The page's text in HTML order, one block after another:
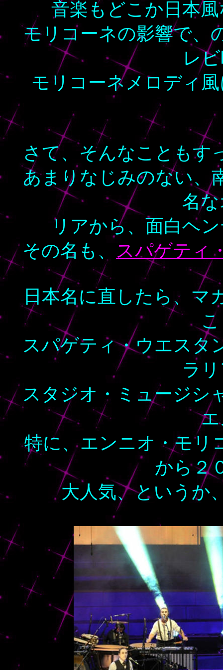
音楽もどこか日本
モリコーネの影響で、
レ
モリコーネメロディ
さて、そんなこともす
あまりなじみのない、
名
リアから、面白ヘ
その名も、
スパゲティ
日本名に直したら、マ
スパゲティ・ウエスタ
ラ
スタジオ・ミュージシ
特に、エンニオ・モリ
から２
大人気、というか